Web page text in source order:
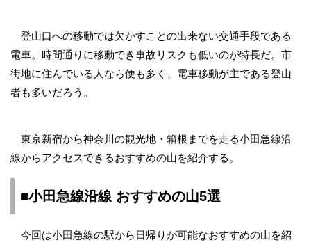
登山口への移動では欠かすことの出来ない交通手段である
電車。時間通りに移動でき事故リスクも低いのが特長だ。市
街地に住んでいる人なら便も多く、電車移動が主である登山
者も多いだろう。
東京新宿から神奈川の観光地・箱根までを走る小田急線沿
線からアクセスできるおすすめの山を紹介する。
■小田急線沿線 おすすめの山5選
今回は小田急線の駅から日帰りが可能なおすすめの山を紹